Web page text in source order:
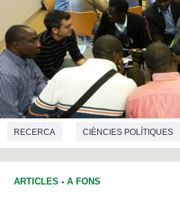
RECERCA CIÈNCIES POLÍTIQUES
ARTICLES - A FONS